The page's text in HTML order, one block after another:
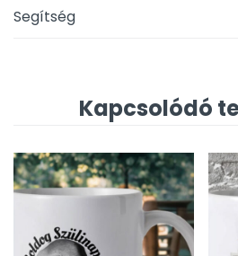
Segítség
Kapcsolódó